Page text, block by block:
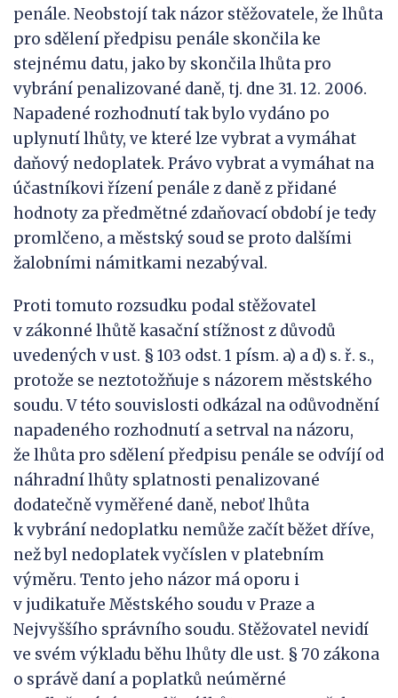
penále. Neobstojí tak názor stěžovatele, že lhůta
pro sdělení předpisu penále skončila ke
stejnému datu, jako by skončila lhůta pro
vybrání penalizované daně, tj. dne 31. 12. 2006.
Napadené rozhodnutí tak bylo vydáno po
uplynutí lhůty, ve které lze vybrat a vymáhat
daňový nedoplatek. Právo vybrat a vymáhat na
účastníkovi řízení penále z daně z přidané
hodnoty za předmětné zdaňovací období je tedy
promlčeno, a městský soud se proto dalšími
žalobními námitkami nezabýval.
Proti tomuto rozsudku podal stěžovatel
v zákonné lhůtě kasační stížnost z důvodů
uvedených v ust. § 103 odst. 1 písm. a) a d) s. ř. s.,
protože se neztotožňuje s názorem městského
soudu. V této souvislosti odkázal na odůvodnění
napadeného rozhodnutí a setrval na názoru,
že lhůta pro sdělení předpisu penále se odvíjí od
náhradní lhůty splatnosti penalizované
dodatečně vyměřené daně, neboť lhůta
k vybrání nedoplatku nemůže začít běžet dříve,
než byl nedoplatek vyčíslen v platebním
výměru. Tento jeho názor má oporu i
v judikatuře Městského soudu v Praze a
Nejvyššího správního soudu. Stěžovatel nevidí
ve svém výkladu běhu lhůty dle ust. § 70 zákona
o správě daní a poplatků neúměrné